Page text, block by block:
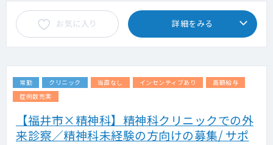
お気に入り 詳細をみる
常勤 クリニック 当直なし インセンティブあり
高額給与
症例数充実
【福井市×精神科】精神科クリニックでの外
来診察／精神科未経験の方向けの募集/ サポ